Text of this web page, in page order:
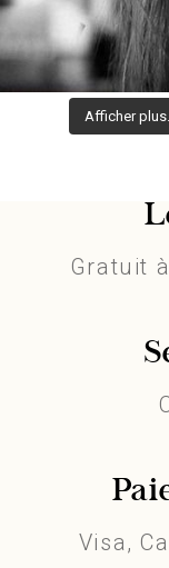
Afficher
Gratuit
Visa,